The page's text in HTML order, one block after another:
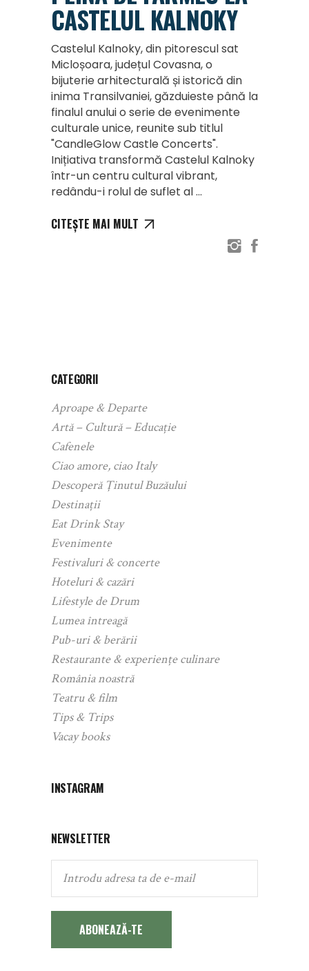
CASTELUL KALNOKY
Castelul Kalnoky, din pitorescul sat
Micloșoara, județul Covasna, o
bijuterie arhitecturală și istorică din
inima Transilvaniei, găzduieste până la
finalul anului o serie de evenimente
culturale unice, reunite sub titlul
"CandleGlow Castle Concerts".
Inițiativa transformă Castelul Kalnoky
într-un centru cultural vibrant,
redându-i rolul de suflet al
CITEȘTE MAI MULT
CATEGORII
Aproape & Departe
Artă – Cultură – Educație
Cafenele
Ciao amore, ciao Italy
Descoperă Ținutul Buzăului
Destinații
Eat Drink Stay
Evenimente
Festivaluri & concerte
Hoteluri & cazări
Lifestyle de Drum
Lumea întreagă
Pub-uri & berării
Restaurante & experiențe culinare
România noastră
Teatru & film
Tips & Trips
Vacay books
INSTAGRAM
NEWSLETTER
ABONEAZĂ-TE